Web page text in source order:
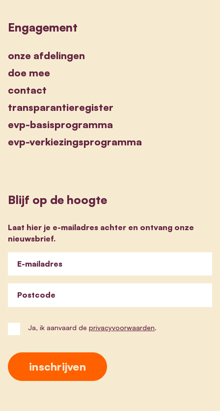
Engagement
onze afdelingen
doe mee
contact
transparantieregister
evp-basisprogramma
evp-verkiezingsprogramma
Blijf op de hoogte
Laat hier je e-mailadres achter en ontvang onze
nieuwsbrief.
E-mailadres
Postcode
Ja, ik aanvaard de privacyvoorwaarden.